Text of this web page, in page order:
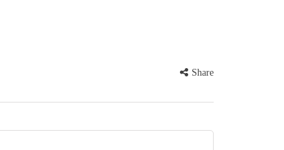
Share